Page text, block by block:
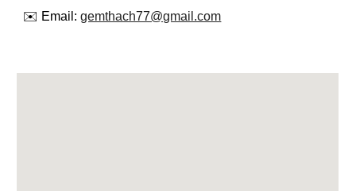
✉️ Email:gemthach77@gmail.com